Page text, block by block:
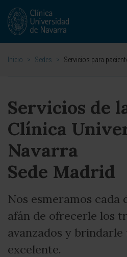
Inicio > Sedes > Servicios para
Servicios de
Clínica
Navarra
Sede Madrid
Nos esmeramos cada
afán de ofrecerle los
avanzados y
excelente.